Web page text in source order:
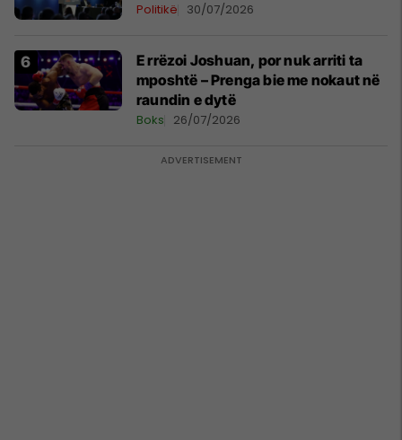
Politikë 30/07/2026
E rrëzoi Joshuan, por nuk arriti ta
mposhtë – Prenga bie me nokaut në
raundin e dytë
Boks 26/07/2026